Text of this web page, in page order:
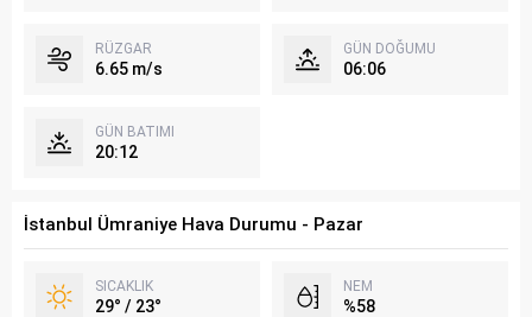
RÜZGAR
6.65 m/s
GÜN DOĞUMU
06:06
GÜN BATIMI
20:12
İstanbul Ümraniye Hava Durumu - Pazar
SICAKLIK
29° / 23°
NEM
%58